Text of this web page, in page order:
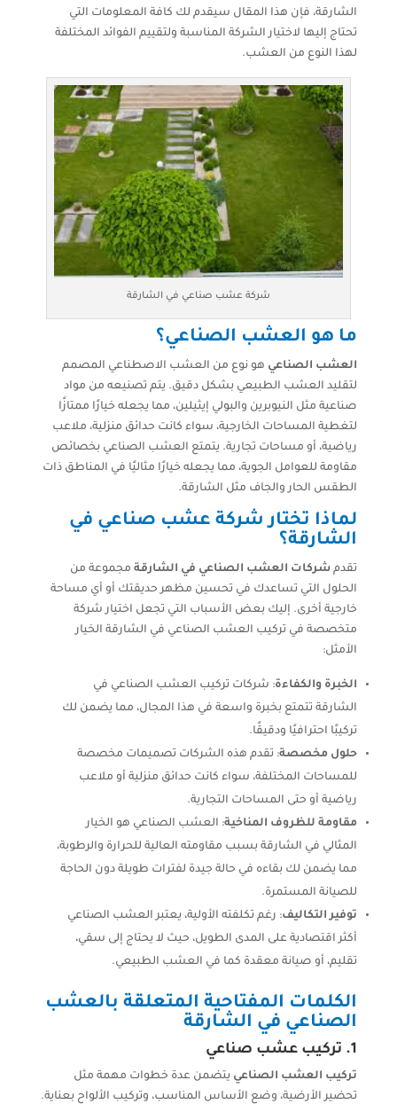
الشارقة، فإن هذا المقال سيقدم لك كافة المعلومات التي
تحتاج إليها لاختيار الشركة المناسبة ولتقييم الفوائد المختلفة
لهذا النوع من العشب.
شركة عشب صناعي في الشارقة
ما هو العشب الصناعي؟
العشب الصناعي هو نوع من العشب الاصطناعي المصمم
لتقليد العشب الطبيعي بشكل دقيق. يتم تصنيعه من مواد
صناعية مثل النيوبرين والبولي إيثيلين، مما يجعله خيارًا ممتازًا
لتغطية المساحات الخارجية، سواء كانت حدائق منزلية، ملاعب
رياضية، أو مساحات تجارية. يتمتع العشب الصناعي بخصائص
مقاومة للعوامل الجوية، مما يجعله خيارًا مثاليًا في المناطق ذات
الطقس الحار والجاف مثل الشارقة.
لماذا تختار شركة عشب صناعي في
الشارقة؟
تقدم شركات العشب الصناعي في الشارقةمجموعة من
الحلول التي تساعدك في تحسين مظهر حديقتك أو أي مساحة
خارجية أخرى. إليك بعض الأسباب التي تجعل اختيار شركة
متخصصة في تركيب العشب الصناعي في الشارقة الخيار
الأمثل:
الخبرة والكفاءة: شركات تركيب العشب الصناعي في
الشارقة تتمتع بخبرة واسعة في هذا المجال، مما يضمن لك
تركيبًا احترافيًا ودقيقًا.
حلول مخصصة: تقدم هذه الشركات تصميمات مخصصة
للمساحات المختلفة، سواء كانت حدائق منزلية أو ملاعب
رياضية أو حتى المساحات التجارية.
مقاومة للظروف المناخية: العشب الصناعي هو الخيار
المثالي في الشارقة بسبب مقاومته العالية للحرارة والرطوبة،
مما يضمن لك بقاءه في حالة جيدة لفترات طويلة دون الحاجة
للصيانة المستمرة.
توفير التكاليف: رغم تكلفته الأولية، يعتبر العشب الصناعي
أكثر اقتصادية على المدى الطويل، حيث لا يحتاج إلى سقي،
تقليم، أو صيانة معقدة كما في العشب الطبيعي.
الكلمات المفتاحية المتعلقة بالعشب
الصناعي في الشارقة
1. تركيب عشب صناعي
تركيب العشب الصناعي يتضمن عدة خطوات مهمة مثل
تحضير الأرضية، وضع الأساس المناسب، وتركيب الألواح بعناية.